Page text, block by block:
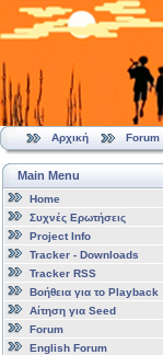
Αρχική Forum
Main Menu
Home
Συχνές Ερωτήσεις
Project Info
Tracker - Downloads
Tracker RSS
Βοήθεια για το Playback
Αίτηση για Seed
Forum
English Forum